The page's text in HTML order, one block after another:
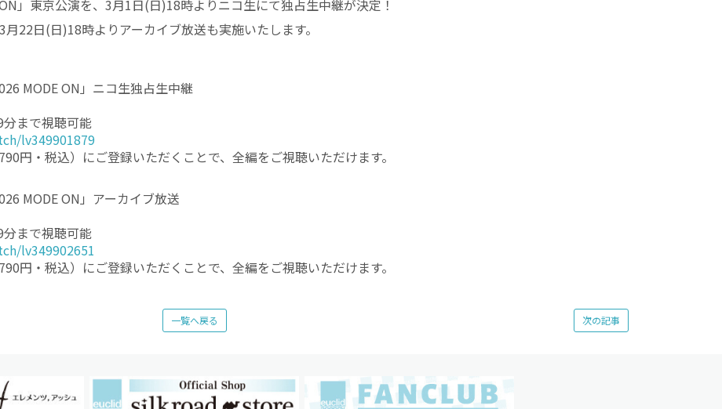
ON」東京公演を、3月1日(日)18時よりニコ生にて独占生中継が決定！
22日(日)18時よりアーカイブ放送も実施いたします。
MODE ON」ニコ生独占生中継
まで視聴可能
lv349901879
円・税込）にご登録いただくことで、全編をご視聴いただけます。
MODE ON」アーカイブ放送
まで視聴可能
lv349902651
円・税込）にご登録いただくことで、全編をご視聴いただけます。
次の記事
一覧へ戻る